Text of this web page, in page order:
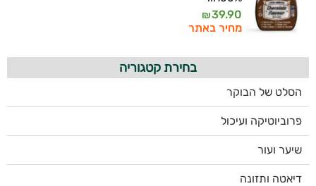
39.90
₪
מחיר באתר
בחירת קטגוריה
הסלט של הבוקר
פרוביוטיקה ועיכול
שיער ועור
דיאטה ותזונה